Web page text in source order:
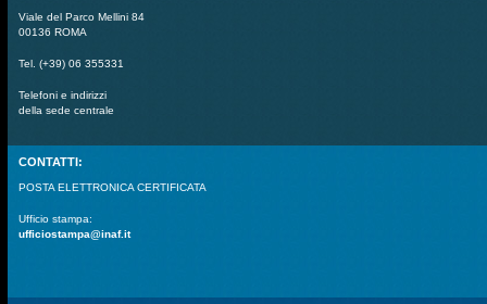
Viale del Parco Mellini 84
00136 ROMA
Tel. (+39) 06 355331
Telefoni e indirizzi
della sede centrale
CONTATTI:
POSTA ELETTRONICA CERTIFICATA
Ufficio stampa:
ufficiostampa@inaf.it